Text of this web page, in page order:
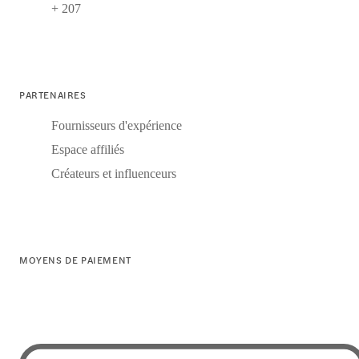
+ 207
PARTENAIRES
Fournisseurs d'expérience
Espace affiliés
Créateurs et influenceurs
MOYENS DE PAIEMENT